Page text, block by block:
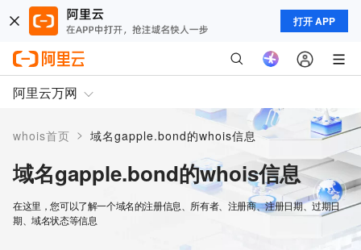
打开 APP
阿里云万网
whois首页 > 域名gapple.bond的whois信息
域名gapple.bond的whois信息
在这里，您可以了解一个域名的注册信息、所有者、注册商、注册日期、过期日
期、域名状态等信息